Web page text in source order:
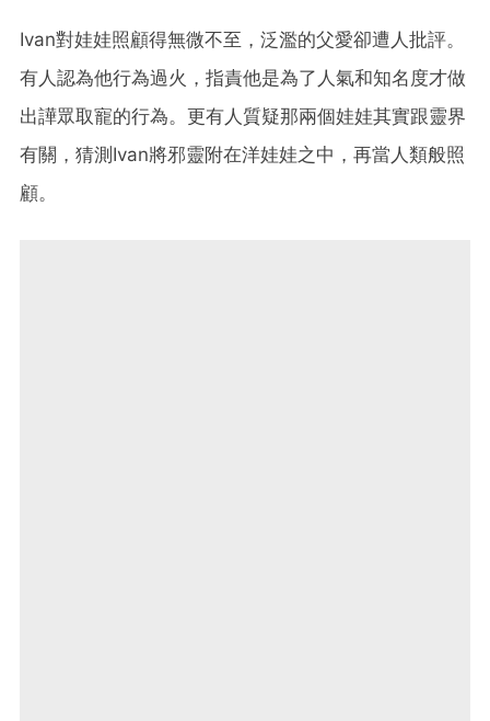
Ivan對娃娃照顧得無微不至，泛濫的父愛卻遭人批評。
有人認為他行為過火，指責他是為了人氣和知名度才做
出譁眾取寵的行為。更有人質疑那兩個娃娃其實跟靈界
有關，猜測Ivan將邪靈附在洋娃娃之中，再當人類般照
顧。